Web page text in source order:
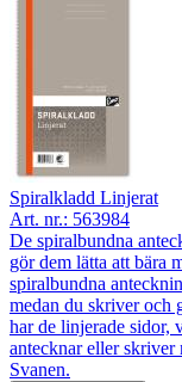
Spiralkladd Linjerat
Art. nr.: 563984
De spiralbundna
gör dem lätta att bära
spiralbundna
medan du skriver och
har de linjerade sidor,
antecknar eller
Svanen.